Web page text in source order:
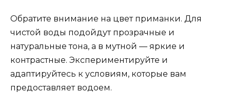
Обратите внимание на цвет приманки. Для
чистой воды подойдут прозрачные и
натуральные тона, а в мутной — яркие и
контрастные. Экспериментируйте и
адаптируйтесь к условиям, которые вам
предоставляет водоем.